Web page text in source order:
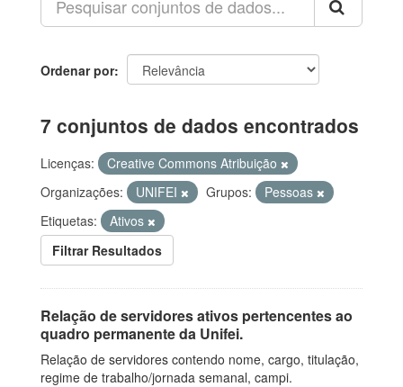
Ordenar por
7 conjuntos de dados encontrados
Licenças:
Creative Commons Atribuição
Organizações:
UNIFEI Grupos:
Pessoas
Etiquetas:
Ativos
Filtrar Resultados
Relação de servidores ativos pertencentes ao
quadro permanente da Unifei.
Relação de servidores contendo nome, cargo, titulação,
regime de trabalho/jornada semanal, campi.